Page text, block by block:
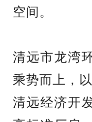
空间。
清远市龙湾
乘势而上，
清远经济开